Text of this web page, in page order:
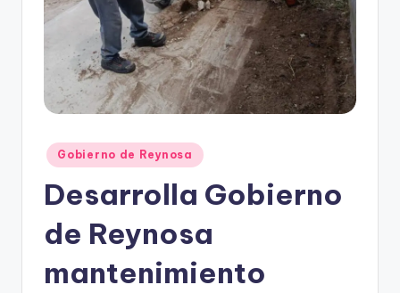
Publicado
en
Gobierno de Reynosa
Desarrolla Gobierno
de Reynosa
mantenimiento